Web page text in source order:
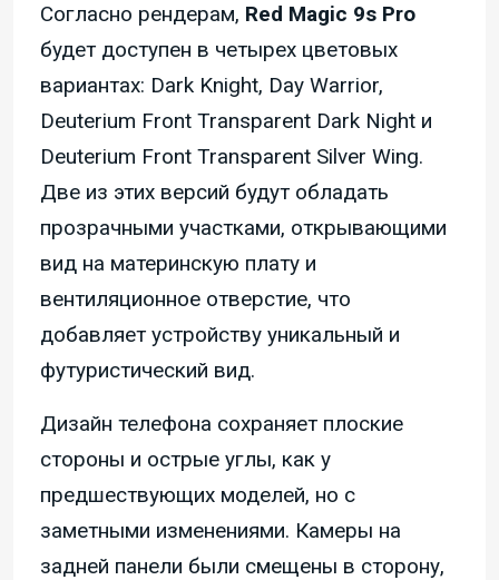
Согласно рендерам, Red Magic 9s Pro
будет доступен в четырех цветовых
вариантах: Dark Knight, Day Warrior,
Deuterium Front Transparent Dark Night и
Deuterium Front Transparent Silver Wing.
Две из этих версий будут обладать
прозрачными участками, открывающими
вид на материнскую плату и
вентиляционное отверстие, что
добавляет устройству уникальный и
футуристический вид.
Дизайн телефона сохраняет плоские
стороны и острые углы, как у
предшествующих моделей, но с
заметными изменениями. Камеры на
задней панели были смещены в сторону,